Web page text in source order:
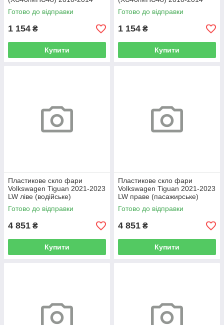
левое (водительское)
Готово до відправки
1 154 ₴
Купити
правое (пассажирское)
Готово до відправки
1 154 ₴
Купити
Пластикове скло фари
Volkswagen Tiguan 2021-2023
LW ліве (водійське)
Готово до відправки
4 851 ₴
Купити
Пластикове скло фари
Volkswagen Tiguan 2021-2023
LW праве (пасажирське)
Готово до відправки
4 851 ₴
Купити